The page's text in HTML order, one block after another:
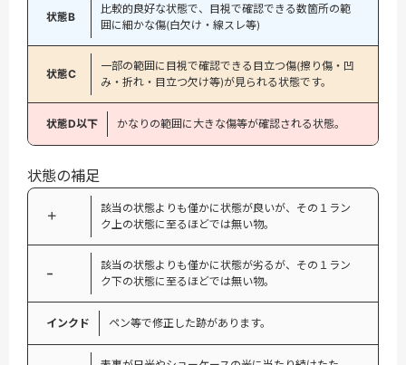
状態B
比較的良好な状態で、目視で確認できる数箇所の範
囲に細かな傷(白欠け・線スレ等)
状態C
一部の範囲に目視で確認できる目立つ傷(擦り傷・凹
み・折れ・目立つ欠け等)が見られる状態です。
状態D以下 かなりの範囲に大きな傷等が確認される状態。
状態の補足
＋
該当の状態よりも僅かに状態が良いが、その１ラン
ク上の状態に至るほどでは無い物。
−
該当の状態よりも僅かに状態が劣るが、その１ラン
ク下の状態に至るほどでは無い物。
インクド ペン等で修正した跡があります。